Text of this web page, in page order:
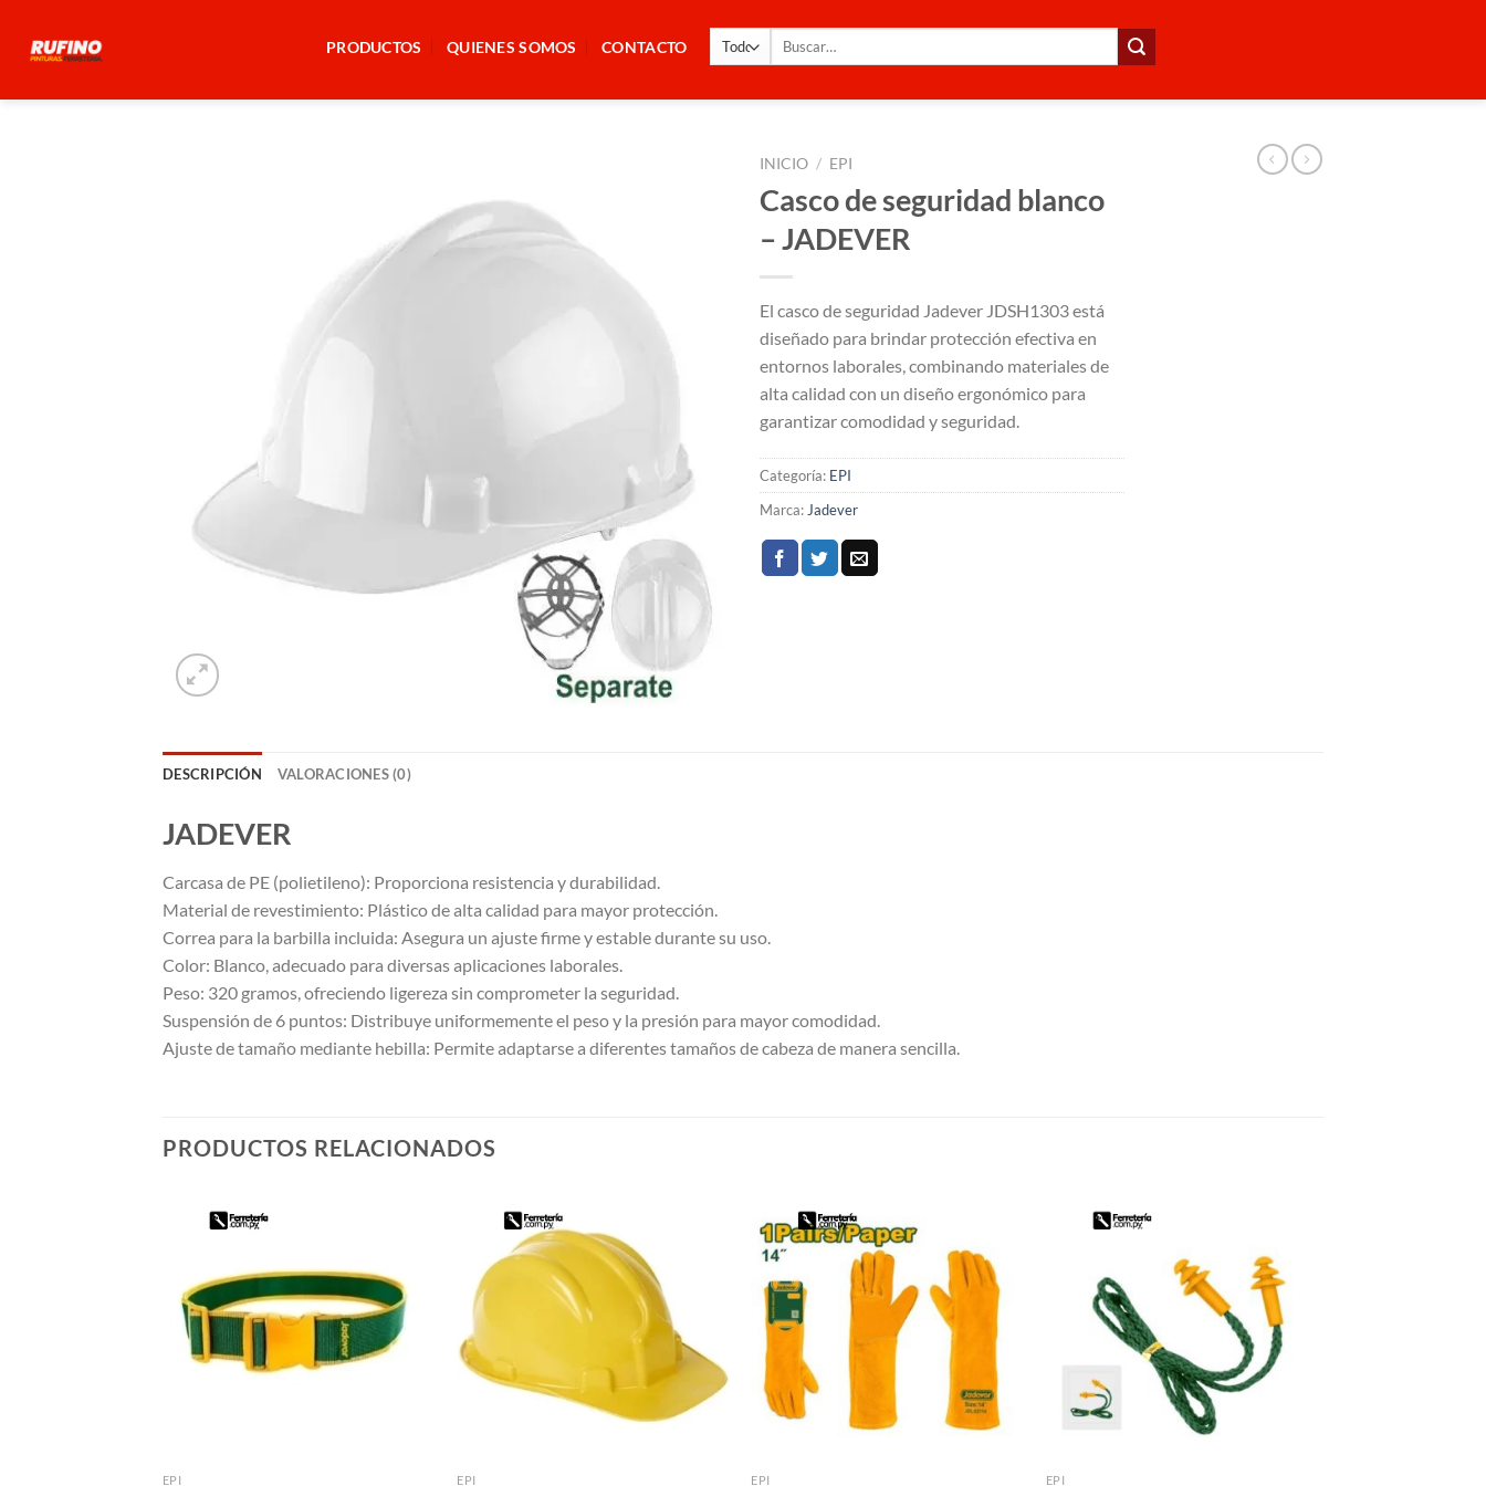
contenido
PRODUCTOS QUIENES SOMOS CONTACTO
Buscar
INICIO / EPI
Casco de seguridad blanco
– JADEVER
El casco de seguridad Jadever JDSH1303 está
diseñado para brindar protección efectiva en
entornos laborales, combinando materiales de
alta calidad con un diseño ergonómico para
garantizar comodidad y seguridad.
Categoría: EPI
Marca: Jadever
DESCRIPCIÓN VALORACIONES (0)
JADEVER
Carcasa de PE (polietileno): Proporciona resistencia y durabilidad.
Material de revestimiento: Plástico de alta calidad para mayor protección.
Correa para la barbilla incluida: Asegura un ajuste firme y estable durante su uso.
Color: Blanco, adecuado para diversas aplicaciones laborales.
Peso: 320 gramos, ofreciendo ligereza sin comprometer la seguridad.
Suspensión de 6 puntos: Distribuye uniformemente el peso y la presión para mayor comodidad.
Ajuste de tamaño mediante hebilla: Permite adaptarse a diferentes tamaños de cabeza de manera sencilla.
PRODUCTOS RELACIONADOS
EPI EPI EPI EPI